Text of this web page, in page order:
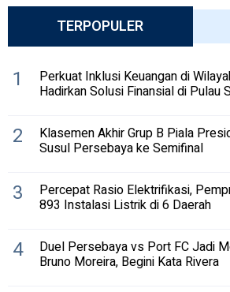
TERPOPULER
1 Perkuat Inklusi Keuangan di
Hadirkan Solusi Finansial di Pulau
2 Klasemen Akhir Grup B Piala
Susul Persebaya ke Semifinal
3 Percepat Rasio Elektrifikasi,
893 Instalasi Listrik di 6 Daerah
4 Duel Persebaya vs Port FC Jadi
Bruno Moreira, Begini Kata Rivera